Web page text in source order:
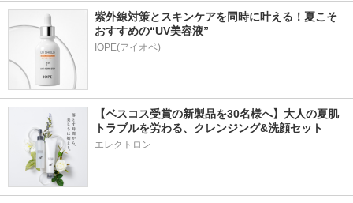
紫外線対策とスキンケアを同時に叶える！夏こそ
おすすめの“UV美容液”
IOPE(アイオペ)
【ベスコス受賞の新製品を30名様へ】大人の夏肌
トラブルを労わる、クレンジング&洗顔セット
エレクトロン